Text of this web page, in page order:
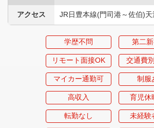
アクセス JR日豊本線(門司港～佐伯)
学歴不問 第二
リモート面接OK 交通費
マイカー通勤可 制服
高収入 育児休
転勤なし 未経験